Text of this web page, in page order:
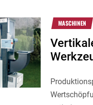
MASCHINEN